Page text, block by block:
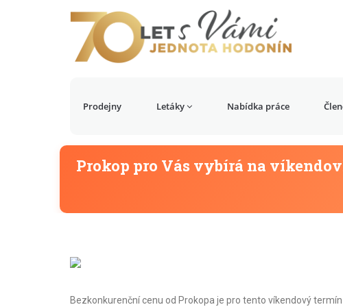
Prodejny Letáky Nabídka práce
Prokop pro Vás vybírá na
Bezkonkurenční cenu od Prokopa je pro tento víkendový termín